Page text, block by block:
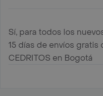
Sí, para todos los
15 días de envíos gratis
CEDRITOS en Bogotá